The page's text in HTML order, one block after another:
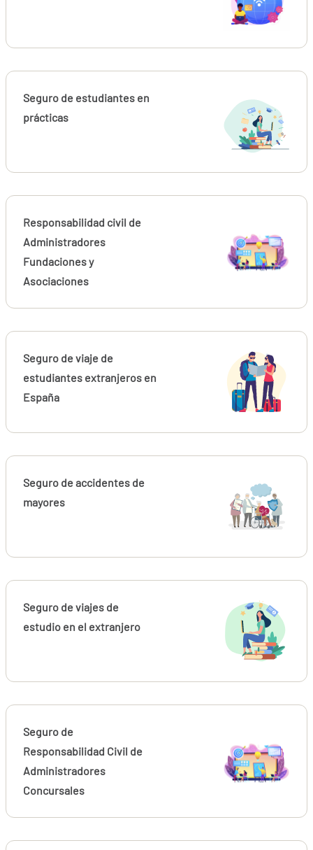
Seguro de estudiantes en
prácticas
Responsabilidad civil de
Administradores
Fundaciones y
Asociaciones
Seguro de viaje de
estudiantes extranjeros en
España
Seguro de accidentes de
mayores
Seguro de viajes de
estudio en el extranjero
Seguro de
Responsabilidad Civil de
Administradores
Concursales